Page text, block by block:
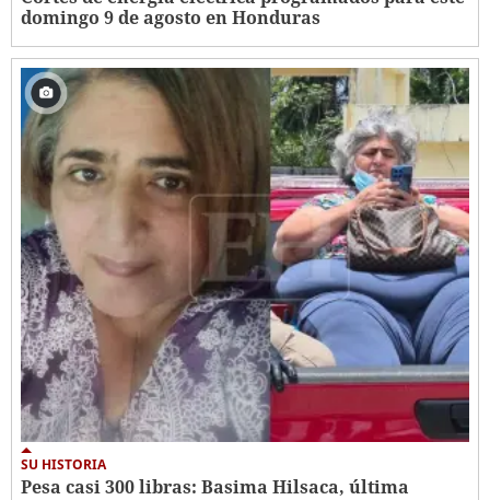
domingo 9 de agosto en Honduras
SU HISTORIA
Pesa casi 300 libras: Basima Hilsaca, última